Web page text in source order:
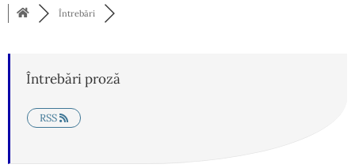
Întrebări
Întrebări proză
RSS